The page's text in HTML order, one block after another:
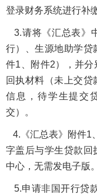
登录财务系统进行
3.请将《汇总表》
行）、生源地助学贷
件1、附件2），并
回执材料（未上交
信息，待学生提交
交）。
4.《汇总表》附件1
字盖后与学生贷款回
中心，无需发电子版。
5.申请非国开行贷